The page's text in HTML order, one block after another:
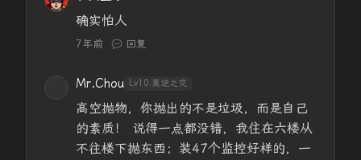
确实怕人
7年前 回复
Mr.Chou Lv10.莫逆之交
高空抛物，你抛出的不是垃圾，而是自己
的素质！ 说得一点都没错，我住在六楼从
不往楼下抛东西；装47个监控好样的，一